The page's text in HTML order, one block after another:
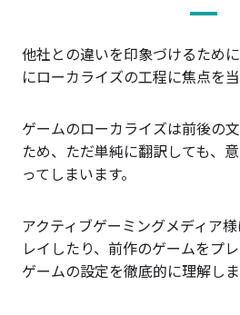
他社との違いを印象づけるため
にローカライズの工程に焦点を当
ゲームのローカライズは前後の
ため、ただ単純に翻訳しても、
ってしまいます。
アクティブゲーミングメディア
レイしたり、前作のゲームをプ
ゲームの設定を徹底的に理解しま